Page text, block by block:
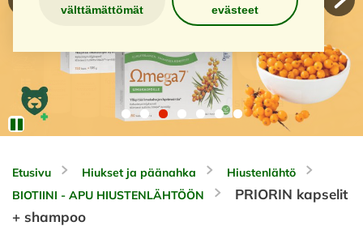
välttämättömät
evästeet
Etusivu Hiukset ja päänahka
Hiustenlähtö
BIOTIINI - APU HIUSTENLÄHTÖÖN
PRIORIN kapselit
+ shampoo